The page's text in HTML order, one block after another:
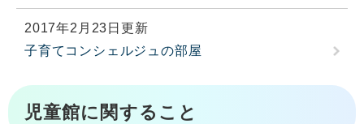
2017年2月23日更新
子育てコンシェルジュの部屋
児童館に関すること